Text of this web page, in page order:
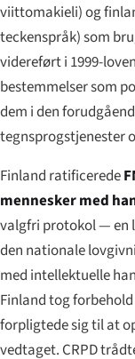
viittomakieli) og
teckenspråk) som
videreført i 1999-
bestemmelser som
dem i den
tegnsprogstjenester
Finland ratificerede
mennesker med
valgfri protokol — en
den nationale
med intellektuelle
Finland tog
forpligtede sig til at
vedtaget. CRPD